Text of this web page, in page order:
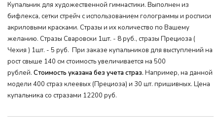
Купальник для художественной гимнастики. Выполнен из
бифлекса, сетки стрейч с использованием голограммы и росписи
акриловыми красками. Стразы и их количество по Вашему
желанию. Стразы Сваровски 1шт. - 8 руб., стразы Прециоза (
Чехия ) 1шт. - 5 руб. При заказе купальников для выступлений на
рост свыше 140 см стоимость увеличивается на 500
рублей. Стоимость указана без учета страз. Например, на данной
модели 400 страз клеевых (Прециоза) и 30 шт. пришивных. Цена
купальника со стразами 12200 руб.